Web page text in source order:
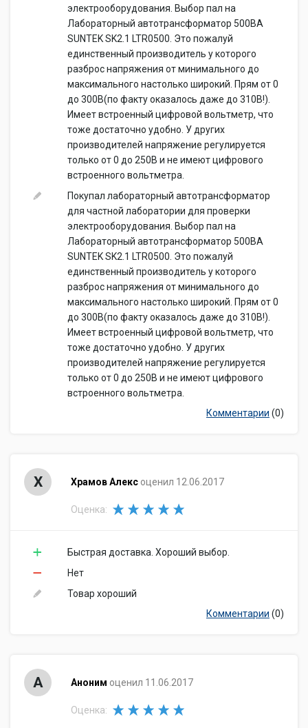
электрооборудования. Выбор пал на
Лабораторный автотрансформатор 500ВА
SUNTEK SK2.1 LTR0500. Это пожалуй
единственный производитель у которого
разброс напряжения от минимального до
максимального настолько широкий. Прям от 0
до 300В(по факту оказалось даже до 310В!).
Имеет встроенный цифровой вольтметр, что
тоже достаточно удобно. У других
производителей напряжение регулируется
только от 0 до 250В и не имеют цифрового
встроенного вольтметра.
Покупал лабораторный автотрансформатор
для частной лаборатории для проверки
электрооборудования. Выбор пал на
Лабораторный автотрансформатор 500ВА
SUNTEK SK2.1 LTR0500. Это пожалуй
единственный производитель у которого
разброс напряжения от минимального до
максимального настолько широкий. Прям от 0
до 300В(по факту оказалось даже до 310В!).
Имеет встроенный цифровой вольтметр, что
тоже достаточно удобно. У других
производителей напряжение регулируется
только от 0 до 250В и не имеют цифрового
встроенного вольтметра.
Комментарии (0)
Х Храмов Алекс оценил 12.06.2017
Оценка:
Быстрая доставка. Хороший выбор.
Нет
Товар хороший
Комментарии (0)
А Аноним оценил 11.06.2017
Оценка: